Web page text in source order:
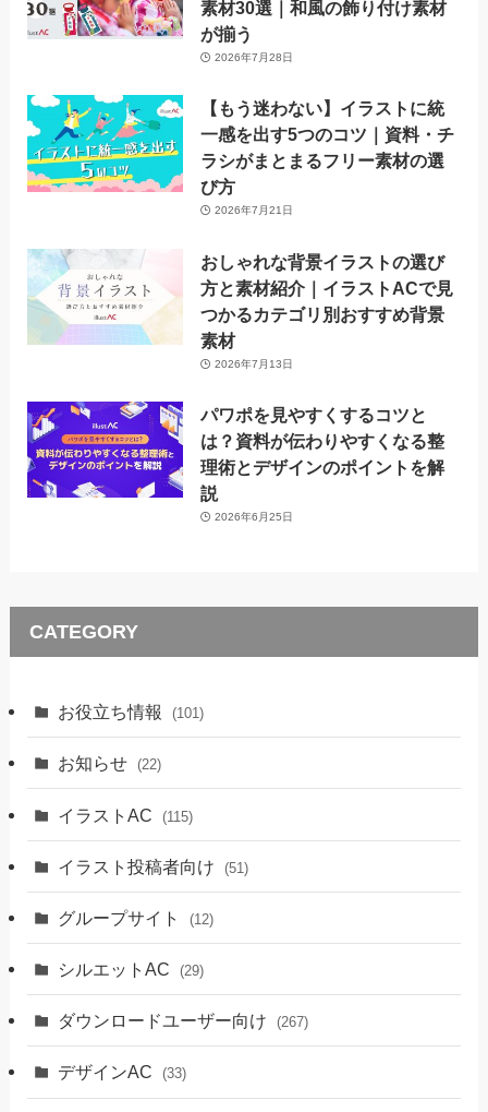
素材30選｜和風の飾り付け素材
が揃う
2026年7月28日
【もう迷わない】イラストに統
一感を出す5つのコツ｜資料・チ
ラシがまとまるフリー素材の選
び方
2026年7月21日
おしゃれな背景イラストの選び
方と素材紹介｜イラストACで見
つかるカテゴリ別おすすめ背景
素材
2026年7月13日
パワポを見やすくするコツと
は？資料が伝わりやすくなる整
理術とデザインのポイントを解
説
2026年6月25日
CATEGORY
お役立ち情報 (101)
お知らせ (22)
イラストAC (115)
イラスト投稿者向け (51)
グループサイト (12)
シルエットAC (29)
ダウンロードユーザー向け (267)
デザインAC (33)